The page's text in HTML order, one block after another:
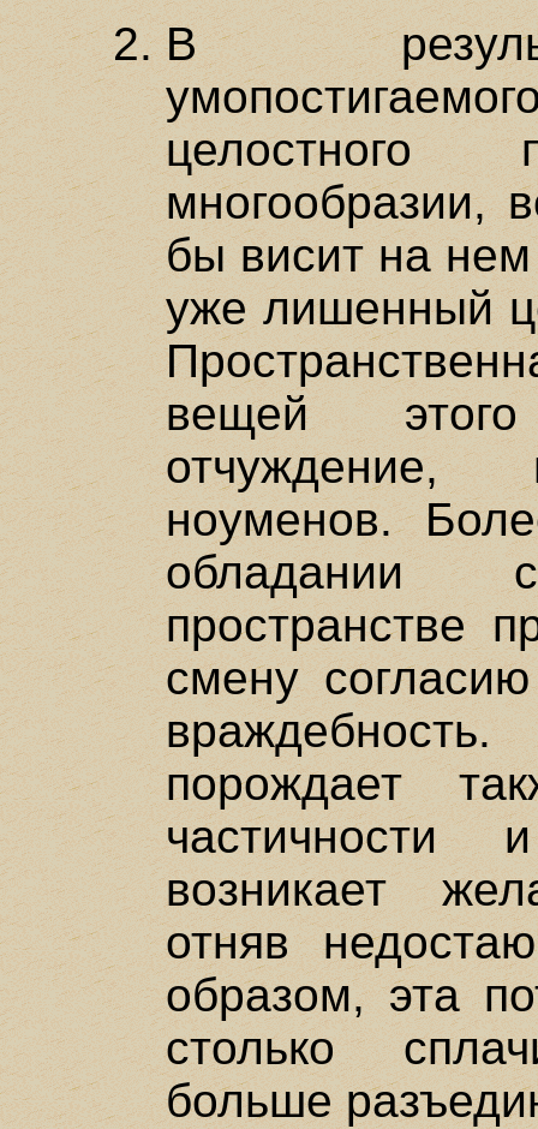
В
многообразии,
бы висит на
уже лишенный
вещей
отчуждение,
ноуменов.
пространстве
смену
порождает
частичности
возникает
отняв
образом, эта
столько
больше